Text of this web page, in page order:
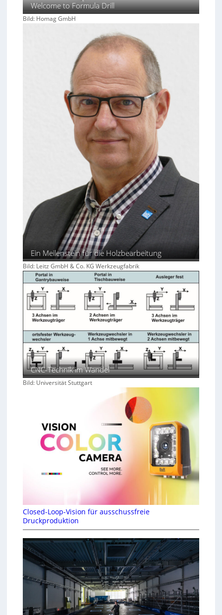
Welcome to Formula Drill
Bild: Homag GmbH
Ein Meilenstein für die Holzbearbeitung
Bild: Leitz GmbH & Co. KG Werkzeugfabrik
CNC-Technik im Wandel
Bild: Universität Stuttgart
Closed-Loop-Vision für ausschussfreie
Druckproduktion